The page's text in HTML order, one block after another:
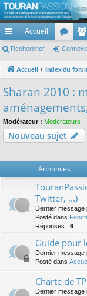
Le forum des propriétaires ou
cc
ès
de
Accueil
or
u
e
m
es
Rechercher
Accueil Index du
Sharan 2010 :
Modérateur : Modérateurs
Nouveau sujet
Annonces
Twitter, ...)
Dernier message
Posté dans
Réponses : 6
Guide pour
Dernier message
Posté dans
Charte de
Dernier message